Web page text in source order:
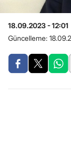
18.09.2023 - 12:01
Güncelleme: